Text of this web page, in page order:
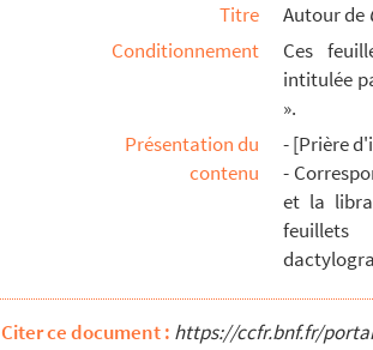
Ms. 3004 (C). DUCOS, Florentin. Un Parvenu,
Ms. 3005 (C). REY-PAILHADE, Joseph-
Ms. 3006 (A). BONIFACE VIII. Liber sextus
Ms. 3007 (A). ROGUET, François
Ms. 3008 (1-3) (C). [auteur inconnu]. Recueil
Ms. 3009 (C). STEVENSON, Robert Louis
Ms. 3010 (C). [TAILHANT, curé de Soulatgé].
Ms. 3011 (C). [Auteur Inconnu]. Los Statuz de
Titre
Autour de
Conditionnement
Ces
intitulée
».
Présentation du
contenu
- [Prière
-
et la
Citer ce document : https://ccfr.bnf.fr/